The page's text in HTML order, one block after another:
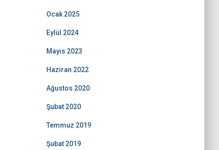
Ocak 2025
Eylül 2024
Mayıs 2023
Haziran 2022
Ağustos 2020
Şubat 2020
Temmuz 2019
Şubat 2019